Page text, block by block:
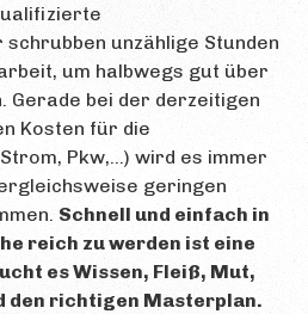
unzählige Stunden
um halbwegs gut über
Gerade bei der derzeitigen
Kosten für die
Pkw,…) wird es immer
geringen
Schnell und einfach in
reich zu werden ist eine
es Wissen, Fleiß, Mut,
den richtigen Masterplan.